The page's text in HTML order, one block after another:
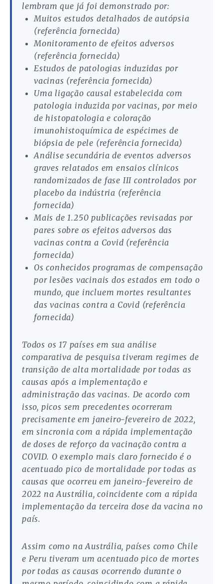
lembram que já foi demonstrado por:
Muitos estudos detalhados de autópsia
(referência fornecida)
Monitoramento de efeitos adversos
(referência fornecida)
Estudos de patologias induzidas por
vacinas (referência fornecida)
Uma ligação causal estabelecida com
patologia induzida por vacinas, por meio
de histopatologia e coloração
imunohistoquímica de espécimes de
biópsia de pele (referência fornecida)
Análise secundária de eventos adversos
graves relatados em ensaios clínicos
randomizados de fase III controlados por
placebo da indústria (referência
fornecida)
Mais de 1.250 publicações revisadas por
pares sobre os efeitos adversos das
vacinas contra a Covid (referência
fornecida)
Os conhecidos programas de compensação
por lesões vacinais dos estados em todo o
mundo, que incluem mortes resultantes
das vacinas contra a Covid (referência
fornecida)
Todos os 17 países em sua análise
comparativa de pesquisa tiveram regimes de
transição de alta mortalidade por todas as
causas após a implementação e
administração das vacinas. De acordo com
isso, picos sem precedentes ocorreram
precisamente em janeiro-fevereiro de 2022,
em sincronia com a rápida implementação
de doses de reforço da vacinação contra a
COVID. O exemplo mais claro fornecido é o
acentuado pico de mortalidade por todas as
causas que ocorreu em janeiro-fevereiro de
2022 na Austrália, coincidente com a rápida
implementação da terceira dose da vacina no
país.
Assim como na Austrália, países como Chile
e Peru tiveram um acentuado pico de mortes
por todas as causas ocorrendo durante o